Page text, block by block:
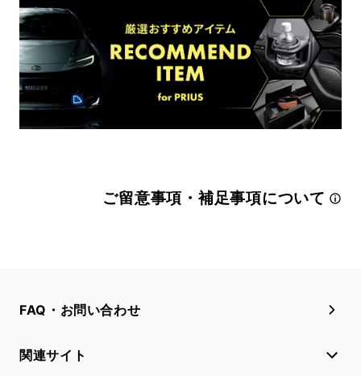
ご留意事項・補足事項について
FAQ・お問い合わせ
関連サイト